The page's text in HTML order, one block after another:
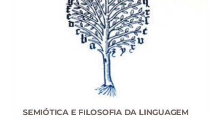
SEMIÓTICA E FILOSOFIA DA LINGUAGEM